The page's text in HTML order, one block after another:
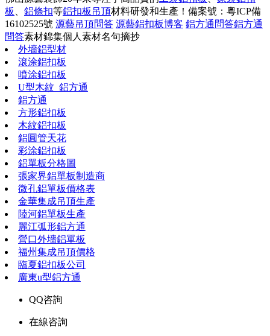
板 、 鋁條扣等鋁扣板吊頂材料研發和生產！ 備案號：粵ICP備
16102525號 源藝吊頂問答 源藝鋁扣板博客 鋁方通問答鋁方通
問答素材錦集個人素材名句摘抄
外墻鋁型材
滾涂鋁扣板
噴涂鋁扣板
U型木紋_鋁方通
鋁方通
方形鋁扣板
木紋鋁扣板
鋁圓管天花
彩涂鋁扣板
鋁單板分格圖
張家界鋁單板制造商
微孔鋁單板價格表
金華集成吊頂生產
陸河鋁單板生產
麗江弧形鋁方通
營口外墻鋁單板
福州集成吊頂價格
臨夏鋁扣板公司
廣東u型鋁方通
QQ咨詢
在線咨詢